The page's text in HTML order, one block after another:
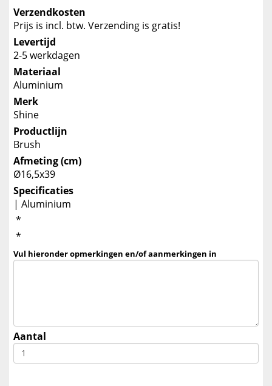
Verzendkosten
Prijs is incl. btw. Verzending is gratis!
Levertijd
2-5 werkdagen
Materiaal
Aluminium
Merk
Shine
Productlijn
Brush
Afmeting (cm)
Ø16,5x39
Specificaties
| Aluminium
*
*
Vul hieronder opmerkingen en/of aanmerkingen in
Aantal